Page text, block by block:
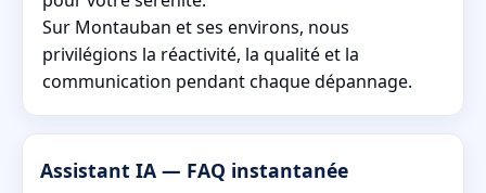
Sur Montauban et ses environs, nous
privilégions la réactivité, la qualité et la
communication pendant chaque dépannage.
Assistant IA — FAQ instantanée